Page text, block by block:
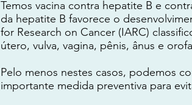
Temos vacina contra hepatite B e
da hepatite B favorece o
for Research on Cancer (IARC)
útero, vulva, vagina, pênis, ânus e
Pelo menos nestes casos, podemos
importante medida preventiva para